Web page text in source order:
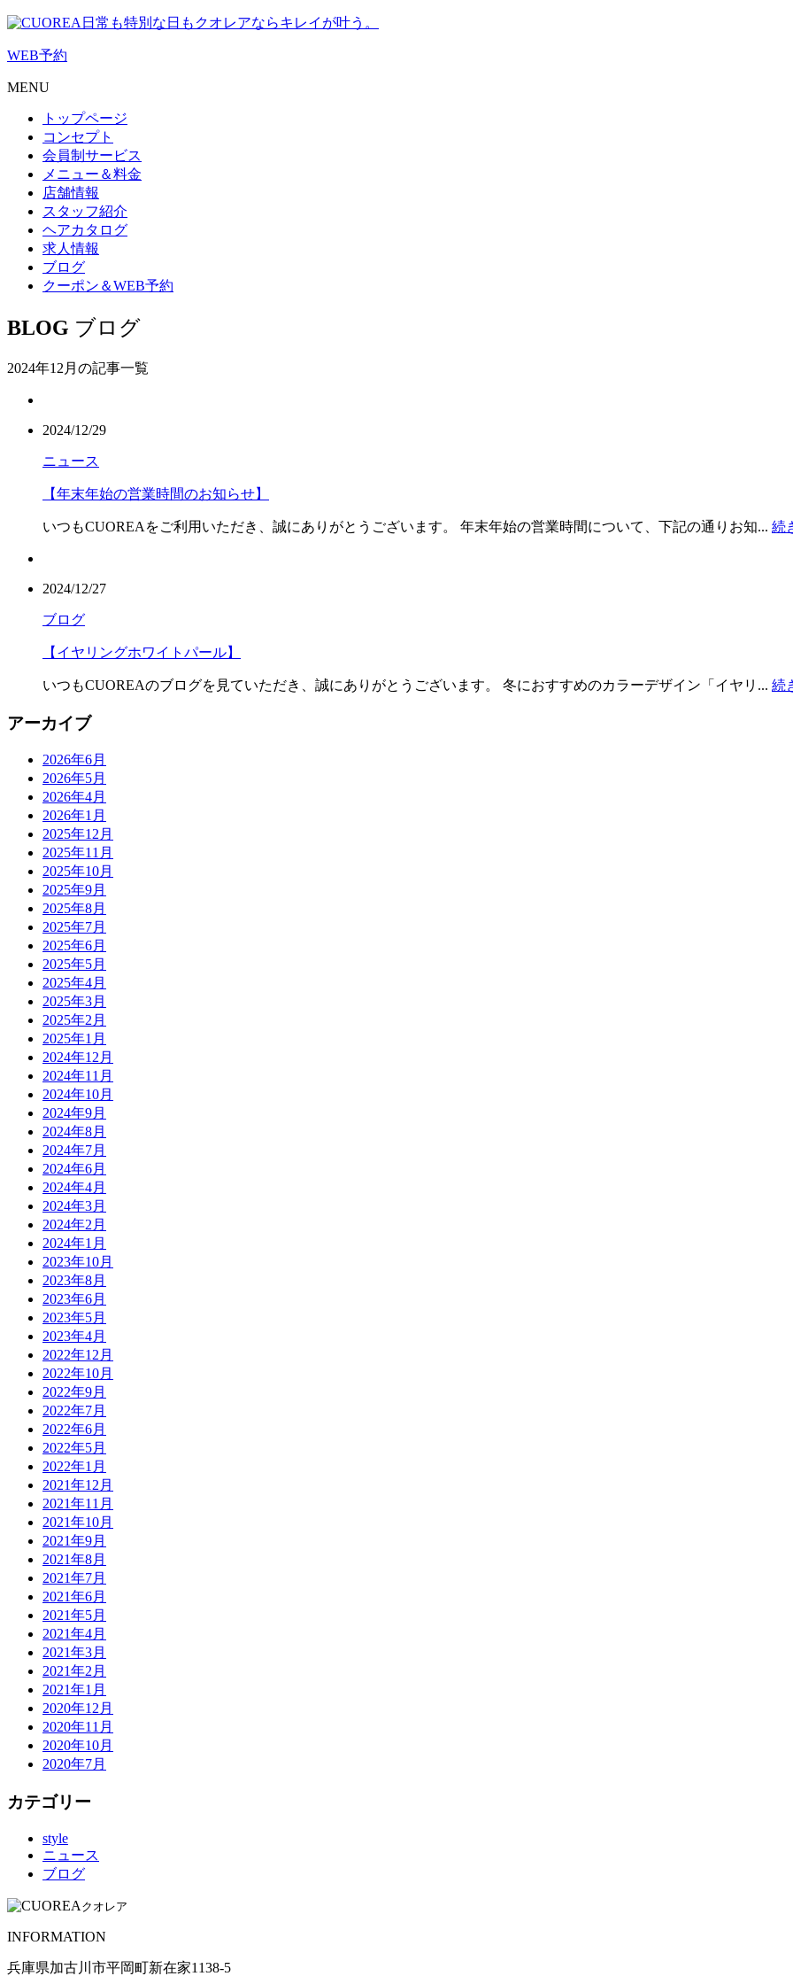
日常も特別な日もクオレアならキレイが叶う。
WEB予約
MENU
トップページ
コンセプト
会員制サービス
メニュー＆料金
店舗情報
スタッフ紹介
ヘアカタログ
求人情報
ブログ
クーポン＆WEB予約
BLOG ブログ
2024年12月の記事一覧
2024/12/29
ニュース
【年末年始の営業時間のお知らせ】
いつもCUOREAをご利用いただき、誠にありがとうございます。 年末年始の営業時間について、下記の通りお知... 続
2024/12/27
ブログ
【イヤリングホワイトパール】
いつもCUOREAのブログを見ていただき、誠にありがとうございます。 冬におすすめのカラーデザイン「イヤリ... 続
アーカイブ
2026年6月
2026年5月
2026年4月
2026年1月
2025年12月
2025年11月
2025年10月
2025年9月
2025年8月
2025年7月
2025年6月
2025年5月
2025年4月
2025年3月
2025年2月
2025年1月
2024年12月
2024年11月
2024年10月
2024年9月
2024年8月
2024年7月
2024年6月
2024年4月
2024年3月
2024年2月
2024年1月
2023年10月
2023年8月
2023年6月
2023年5月
2023年4月
2022年12月
2022年10月
2022年9月
2022年7月
2022年6月
2022年5月
2022年1月
2021年12月
2021年11月
2021年10月
2021年9月
2021年8月
2021年7月
2021年6月
2021年5月
2021年4月
2021年3月
2021年2月
2021年1月
2020年12月
2020年11月
2020年10月
2020年7月
カテゴリー
style
ニュース
ブログ
クオレア
INFORMATION
兵庫県加古川市平岡町新在家1138-5